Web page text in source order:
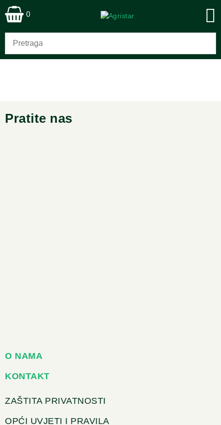
0
Pratite nas
O NAMA
KONTAKT
ZAŠTITA PRIVATNOSTI
OPĆI UVJETI I PRAVILA